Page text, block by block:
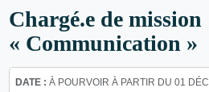
Chargé.e de mission
« Communication »
DATE : À POURVOIR À PARTIR DU 01